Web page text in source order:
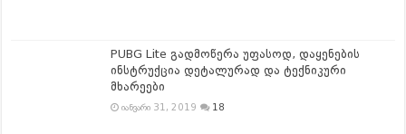
PUBG Lite გადმოწერა უფასოდ, დაყენების
ინსტრუქცია დეტალურად და ტექნიკური
მხარეები
იანვარი 31, 2019 18